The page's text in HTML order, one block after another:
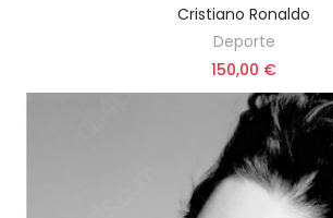
Cristiano Ronaldo
Deporte
150,00 €